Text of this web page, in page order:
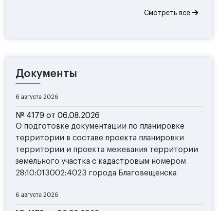
Смотреть все
Документы
6 августа 2026
№ 4179 от 06.08.2026
О подготовке документации по планировке
территории в составе проекта планировки
территории и проекта межевания территории
земельного участка с кадастровым номером
28:10:013002:4023 города Благовещенска
6 августа 2026